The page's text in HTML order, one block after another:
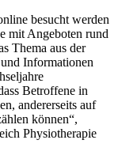
besucht werden
mit Angeboten rund
Thema aus der
Informationen
Betroffene in
andererseits auf
können“,
Physiotherapie